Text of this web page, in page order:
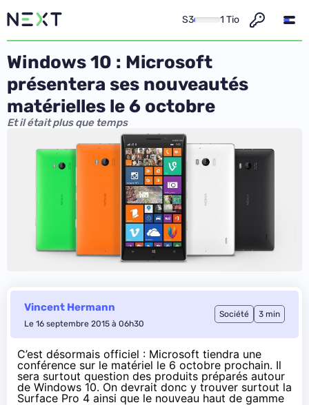
S3 1 Tio
Windows 10 : Microsoft
présentera ses nouveautés
matérielles le 6 octobre
Et il était plus que temps
Vincent Hermann
Le 16 septembre 2015 à 06h30
Société 3 min
C’est désormais officiel : Microsoft tiendra une
conférence sur le matériel le 6 octobre prochain. Il
sera surtout question des produits préparés autour
de Windows 10. On devrait donc y trouver surtout la
Surface Pro 4 ainsi que le nouveau haut de gamme